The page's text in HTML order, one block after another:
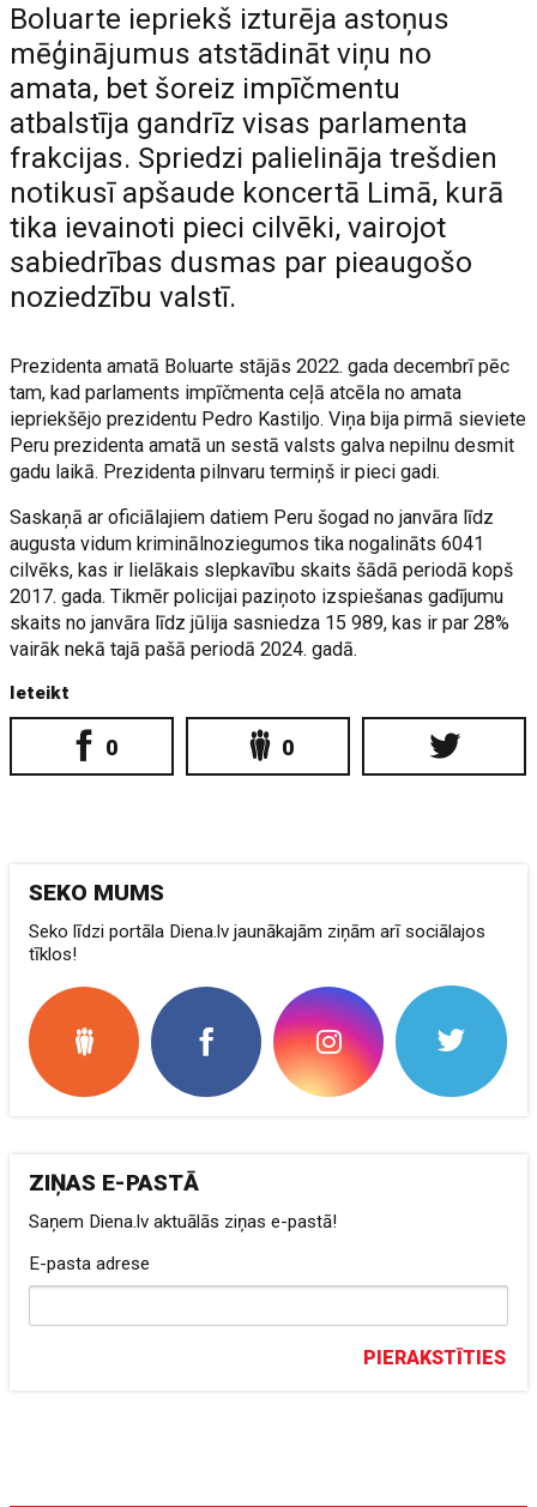
Boluarte iepriekš izturēja astoņus
mēģinājumus atstādināt viņu no
amata, bet šoreiz impīčmentu
atbalstīja gandrīz visas parlamenta
frakcijas. Spriedzi palielināja trešdien
notikusī apšaude koncertā Limā, kurā
tika ievainoti pieci cilvēki, vairojot
sabiedrības dusmas par pieaugošo
noziedzību valstī.
Prezidenta amatā Boluarte stājās 2022. gada decembrī pēc
tam, kad parlaments impīčmenta ceļā atcēla no amata
iepriekšējo prezidentu Pedro Kastiljo. Viņa bija pirmā sieviete
Peru prezidenta amatā un sestā valsts galva nepilnu desmit
gadu laikā. Prezidenta pilnvaru termiņš ir pieci gadi.
Saskaņā ar oficiālajiem datiem Peru šogad no janvāra līdz
augusta vidum kriminālnoziegumos tika nogalināts 6041
cilvēks, kas ir lielākais slepkavību skaits šādā periodā kopš
2017. gada. Tikmēr policijai paziņoto izspiešanas gadījumu
skaits no janvāra līdz jūlija sasniedza 15 989, kas ir par 28%
vairāk nekā tajā pašā periodā 2024. gadā.
Ieteikt
0 0
SEKO MUMS
Seko līdzi portāla Diena.lv jaunākajām ziņām arī sociālajos
tīklos!
ZIŅAS E-PASTĀ
Saņem Diena.lv aktuālās ziņas e-pastā!
E-pasta adrese
PIERAKSTĪTIES